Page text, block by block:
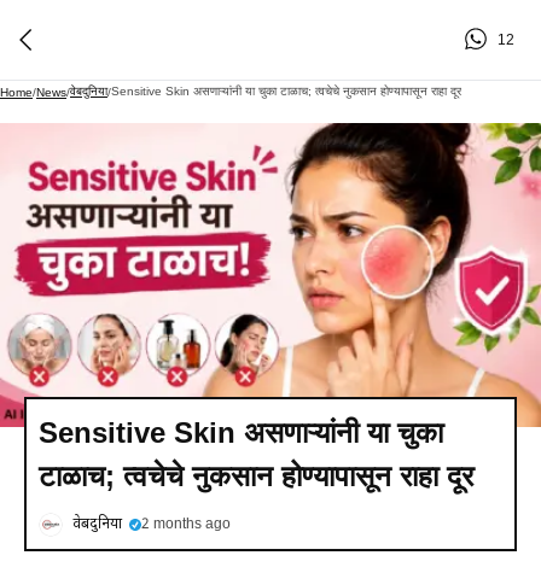
12
Home/News/वेबदुनिया/Sensitive Skin असणाऱ्यांनी या चुका टाळाच; त्वचेचे नुकसान होण्यापासून राहा दूर
Sensitive Skin असणाऱ्यांनी या चुका
टाळाच; त्वचेचे नुकसान होण्यापासून राहा दूर
वेबदुनिया 2 months ago